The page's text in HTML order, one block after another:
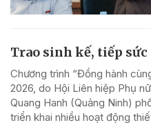
Trao sinh kế, tiếp
Chương trình “Đồng hành
2026, do Hội Liên hiệp Phụ
Quang Hanh (Quảng Ninh)
triển khai nhiều hoạt động